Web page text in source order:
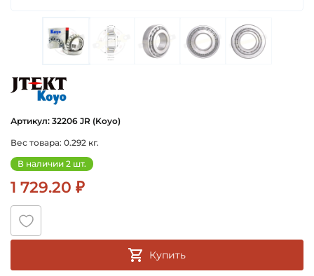
Артикул: 32206 JR (Koyo)
Вес товара: 0.292 кг.
В наличии 2 шт.
1 729.20 ₽
Купить